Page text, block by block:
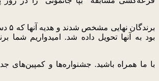
با ما همراه باشید. جشنواره‌ها و کمپین‌های